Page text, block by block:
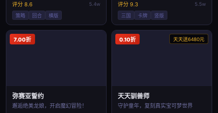
评分 8.6
5.4w
策略
回合 横版
评分 9.3
5.5w
三国
卡牌 竖版
7.00折
弥赛亚誓约
邂逅绝美龙娘，开启魔幻冒险！
0.10折 天天送6480元
天天驯兽师
守护童年，复刻真实宝可梦世界